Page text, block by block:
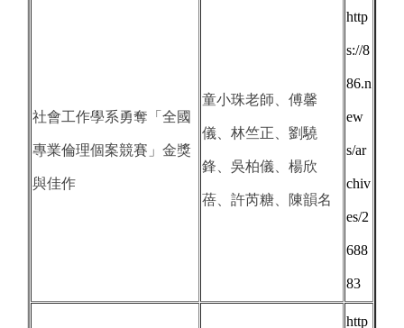
社會工作學系勇奪「全國
專業倫理個案競賽」金獎
與佳作
童小珠老師、傅馨
儀、林竺正、劉驍
鋒、吳柏儀、楊欣
蓓、許芮糖、陳韻名
http
s://8
86.n
ew
s/ar
chiv
es/2
688
83
http